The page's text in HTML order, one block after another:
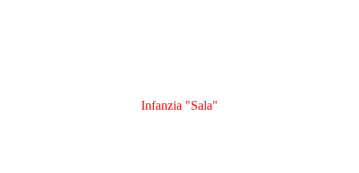
Infanzia "Sala"